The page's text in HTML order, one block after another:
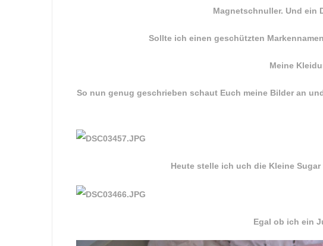
Magnetschnuller. Und ein
Sollte ich einen geschützten
Meine
So nun genug geschrieben schaut Euch meine Bilder an
Heute stelle ich uch die Kleine
Egal ob ich ein